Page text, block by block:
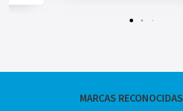
MARCAS RECONOCIDAS